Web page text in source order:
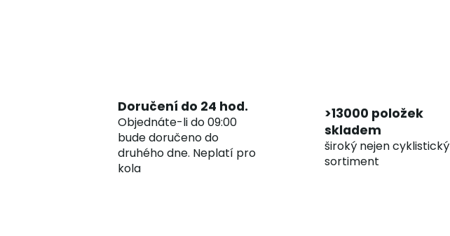
Doručení do 24 hod.
Objednáte-li do 09:00
bude doručeno do
druhého dne. Neplatí pro
kola
>13000 položek
skladem
široký nejen cyklistický
sortiment